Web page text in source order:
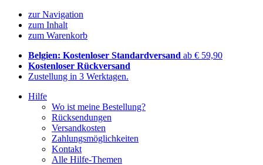
zur Navigation
zum Inhalt
zum Warenkorb
Belgien: Kostenloser Standardversand ab € 59,90
Kostenloser Rückversand
Zustellung in 3 Werktagen.
Hilfe
Wo ist meine Bestellung?
Rücksendungen
Versandkosten
Zahlungsmöglichkeiten
Kontakt
Alle Hilfe-Themen